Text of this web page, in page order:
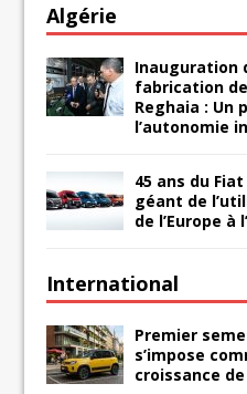
Algérie
Inauguration
fabrication
Reghaia : Un
l’autonomie
45 ans du Fiat
géant de
de l’Europe à
International
Premier
s’impose
croissance